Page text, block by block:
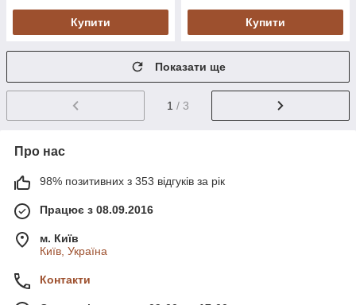
Купити Купити
Показати ще
1 / 3
Про нас
98% позитивних з 353 відгуків за рік
Працює з 08.09.2016
м. Київ
Київ, Україна
Контакти